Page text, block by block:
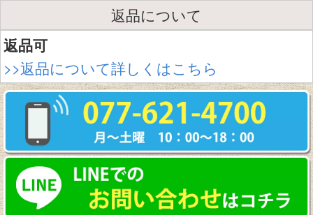
返品について
返品可
>>返品について詳しくはこちら